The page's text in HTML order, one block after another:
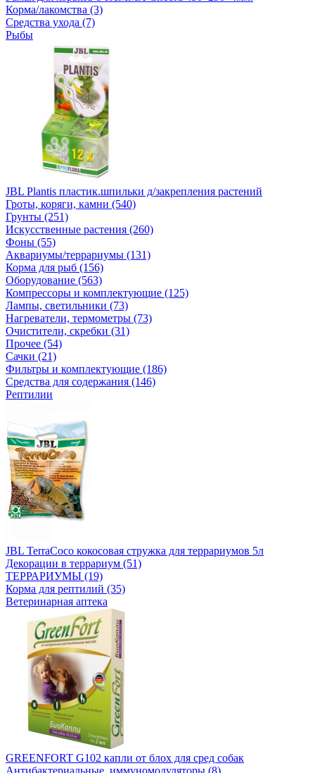
Корма/лакомства (3)
Средства ухода (7)
Рыбы
JBL Plantis пластик.шпильки д/закрепления растений
Гроты, коряги, камни (540)
Грунты (251)
Искусственные растения (260)
Фоны (55)
Аквариумы/террариумы (131)
Корма для рыб (156)
Оборудование (563)
Компрессоры и комплектующие (125)
Лампы, светильники (73)
Нагреватели, термометры (73)
Очистители, скребки (31)
Прочее (54)
Сачки (21)
Фильтры и комплектующие (186)
Средства для содержания (146)
Рептилии
JBL TerraCoco кокосовая стружка для террариумов 5л
Декорации в террариум (51)
ТЕРРАРИУМЫ (19)
Корма для рептилий (35)
Ветеринарная аптека
GREENFORT G102 капли от блох для сред собак
Антибактериальные, иммуномодуляторы (8)